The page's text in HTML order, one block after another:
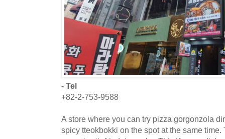
- Tel
+82-2-753-9588
A store where you can try pizza gorgonzola
spicy tteokbokki on the spot at the same